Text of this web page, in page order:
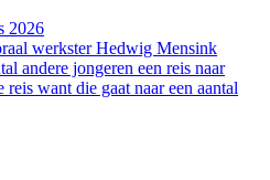
2026
werkster Hedwig Mensink
andere jongeren een reis naar
want die gaat naar een aantal